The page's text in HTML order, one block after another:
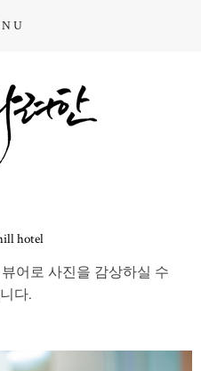
hotel
어로 사진을 감상하실 수
다.